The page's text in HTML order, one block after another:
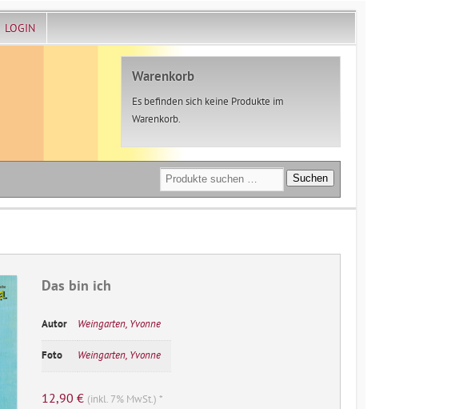
LOGIN
Warenkorb
Es befinden sich keine Produkte im
Warenkorb.
Suchen
nach:
Suchen
Das bin ich
Autor Weingarten, Yvonne
Foto Weingarten, Yvonne
12,90 € (inkl. 7% MwSt.) *